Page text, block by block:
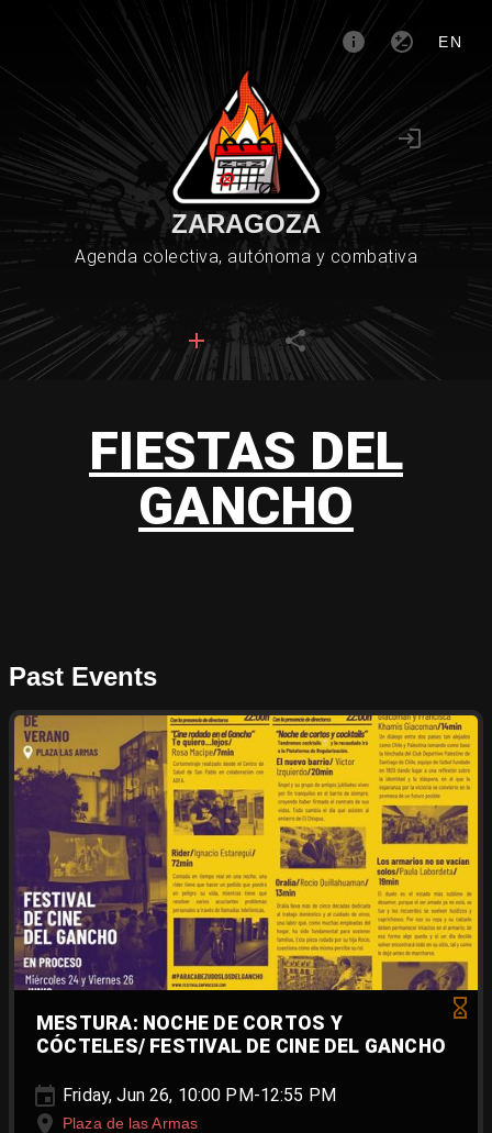
EN
ZARAGOZA
Agenda colectiva, autónoma y combativa
FIESTAS DEL
GANCHO
Past Events
MESTURA: NOCHE DE CORTOS Y
CÓCTELES/ FESTIVAL DE CINE DEL GANCHO
Friday, Jun 26, 10:00 PM-12:55 PM
Plaza de las Armas